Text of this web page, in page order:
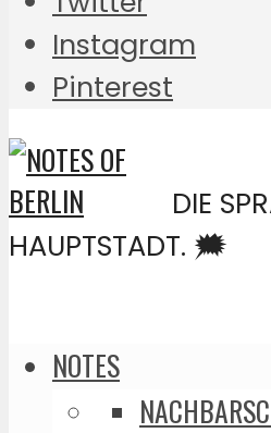
Instagram
Pinterest
DIE
HAUPTSTADT. 🗯️
NOTES